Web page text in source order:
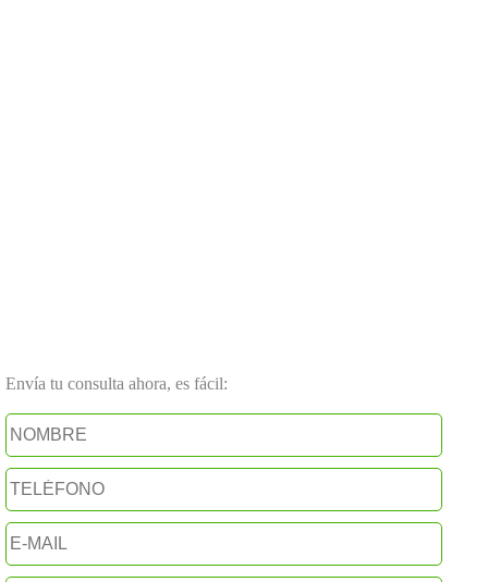
Envía tu consulta ahora, es fácil: